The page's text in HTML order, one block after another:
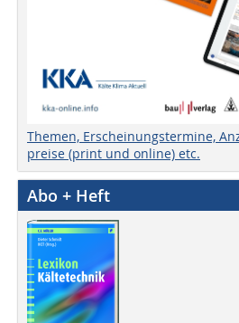
Themen, Erscheinungstermine,
preise (print und online) etc.
Abo + Heft